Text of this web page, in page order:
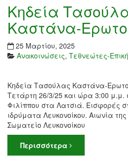
Κηδεία
Καστάνα-
25 Μαρτίου, 2025
Ανακοινώσεις, Τεθνεώτες-
Κηδεία Τασούλας Καστάνα-
Τετάρτη 26/3/25 και ώρα 3:00 μ.μ.
Φιλίππου στα Λατσιά. Εισφορές
ιδρύματα Λευκονοίκου. Αιωνία
Σωματείο Λευκονοίκου
Περισσότερα